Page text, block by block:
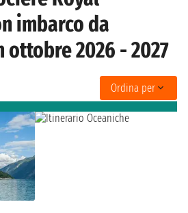
imbarco da
ottobre 2026 - 2027
Ordina per